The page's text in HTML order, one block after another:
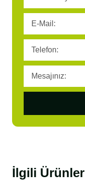
İlgili Ürünler